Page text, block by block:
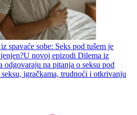
spavaće sobe: Seks pod tušem je
U novoj epizodi Dilema iz
odgovaraju na pitanja o seksu pod
igračkama, trudnoći i otkrivanju